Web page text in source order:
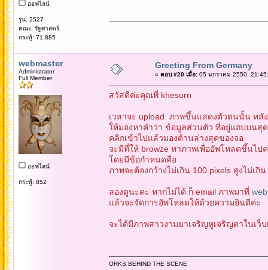
ออฟไลน์
รุ่น: 2527
คณะ: รัฐศาสตร์
กระทู้: 71,885
webmaster
Administrator
Full Member
ออฟไลน์
กระทู้: 852
Greeting From Germany
« ตอบ #20 เมื่อ:05 มกราคม 2550,
สวัสดีค่ะคุณพี่ khesorn
เวลาจะ upload ภาพขึ้นแสดงตัวตนนั้น หลั
ให้มองหาคำว่า ข้อมูลส่วนตัว ที่อยู่แถบบนสุ
คลิกเข้าไปแล้วมองด้านล่างสุดของจอ
จะมีที่ให้ browze หาภาพเพื่ออัพโหลดขึ้นไป
โดยมีข้อกำหนดคือ
ภาพจะต้องกว้างไม่เกิน 100 pixels สูงไม่เ
ลองดูนะคะ หากไม่ได้ ก็ email ภาพมาที่
แล้วจะจัดการอัพโหลดให้ด้วยความยินดีค่ะ
จะได้มีภาพสาวงามมาเจริญหูเจริญตาในเ
ORKS BEHIND THE SCENE